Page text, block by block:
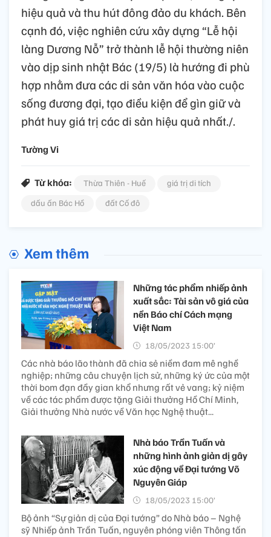
hiệu quả và thu hút đông đảo du khách. Bên
cạnh đó, việc nghiên cứu xây dựng “Lễ hội
làng Dương Nỗ” trở thành lễ hội thường niên
vào dịp sinh nhật Bác (19/5) là hướng đi phù
hợp nhằm đưa các di sản văn hóa vào cuộc
sống đương đại, tạo điều kiện để gìn giữ và
phát huy giá trị các di sản hiệu quả nhất./.
Tường Vi
Từ khóa: Thừa Thiên - Huế
giá trị di tích
dấu ấn Bác Hồ
đất Cố đô
Xem thêm
Những tác phẩm nhiếp ảnh
xuất sắc: Tài sản vô giá của
nền Báo chí Cách mạng
Việt Nam
18/05/2023 15:00’
Các nhà báo lão thành đã chia sẻ niềm đam mê nghề
nghiệp; những câu chuyện lịch sử, những ký ức của một
thời bom đạn đầy gian khổ nhưng rất vẻ vang; kỷ niệm
về các tác phẩm được tặng Giải thưởng Hồ Chí Minh,
Giải thưởng Nhà nước về Văn học Nghệ thuật...
Nhà báo Trần Tuấn và
những hình ảnh giản dị gây
xúc động về Đại tướng Võ
Nguyên Giáp
18/05/2023 15:00’
Bộ ảnh “Sự giản dị của Đại tướng” do Nhà báo – Nghệ
sỹ Nhiếp ảnh Trần Tuấn, nguyên phóng viên Thông tấn